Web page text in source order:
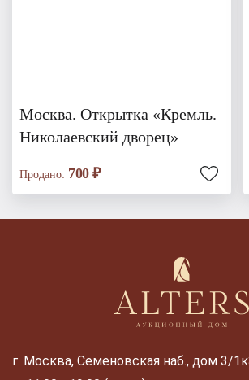
Москва. Открытка «Кремль.
Николаевский дворец»
Продано: 700 ₽
г. Москва, Семеновская наб., дом 3/